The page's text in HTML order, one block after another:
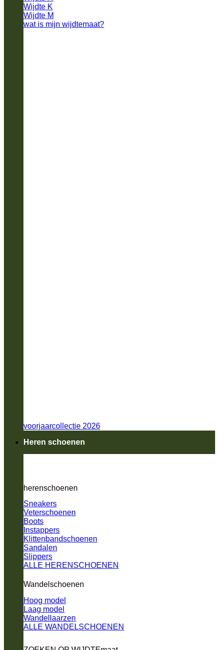
Wijdte K
Wijdte M
wat is mijn wijdtemaat?
voorjaarcollectie 2026
Heren schoenen
herenschoenen
Sneakers
Veterschoenen
Boots
Instappers
Klittenbandschoenen
Sandalen
Slippers
ALLE HERENSCHOENEN
Wandelschoenen
Hoog model
Laag model
Wandellaarzen
ALLE WANDELSCHOENEN